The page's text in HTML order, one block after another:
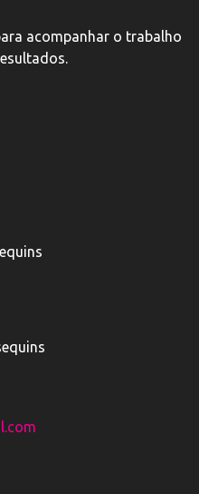
acompanhar o trabalho